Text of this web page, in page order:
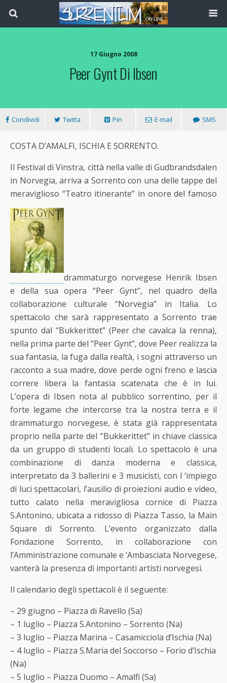
17 Giugno 2008
Peer Gynt Di Ibsen
Condividi Twitta Pin E-mail SMS
COSTA D’AMALFI, ISCHIA E SORRENTO.
Il Festival di Vinstra, città nella valle di Gudbrandsdalen
in Norvegia, arriva a Sorrento con una delle tappe del
meraviglioso “Teatro itinerante” in onore del famoso
drammaturgo norvegese Henrik Ibsen
e della sua opera “Peer Gynt”, nel quadro della
collaborazione culturale “Norvegia” in Italia. Lo
spettacolo che sarà rappresentato a Sorrento trae
spunto dal “Bukkerittet” (Peer che cavalca la renna),
nella prima parte del “Peer Gynt”, dove Peer realizza la
sua fantasia, la fuga dalla realtà, i sogni attraverso un
racconto a sua madre, dove perde ogni freno e lascia
correre libera la fantasia scatenata che è in lui.
L’opera di Ibsen nota al pubblico sorrentino, per il
forte legame che intercorse tra la nostra terra e il
drammaturgo norvegese, è stata già rappresentata
proprio nella parte del “Bukkerittet” in chiave classica
da un gruppo di studenti locali. Lo spettacolo è una
combinazione di danza moderna e classica,
interpretato da 3 ballerini e 3 musicisti, con l ‘impiego
di luci spettacolari, l’ausilio di proiezioni audio e video,
tutto calato nella meravigliosa cornice di Piazza
S.Antonino, ubicata a ridosso di Piazza Tasso, la Main
Square di Sorrento. L’evento organizzato dalla
Fondazione Sorrento, in collaborazione con
l’Amministrazione comunale e ‘Ambasciata Norvegese,
vanterà la presenza di importanti artisti norvegesi.
Il calendario degli spettacoli è il seguente:
– 29 giugno – Piazza di Ravello (Sa)
– 1 luglio – Piazza S.Antonino – Sorrento (Na)
– 3 luglio – Piazza Marina – Casamicciola d’Ischia (Na)
– 4 luglio – Piazza S.Maria del Soccorso – Forio d’Ischia
(Na)
– 5 luglio – Piazza Duomo – Amalfi (Sa)